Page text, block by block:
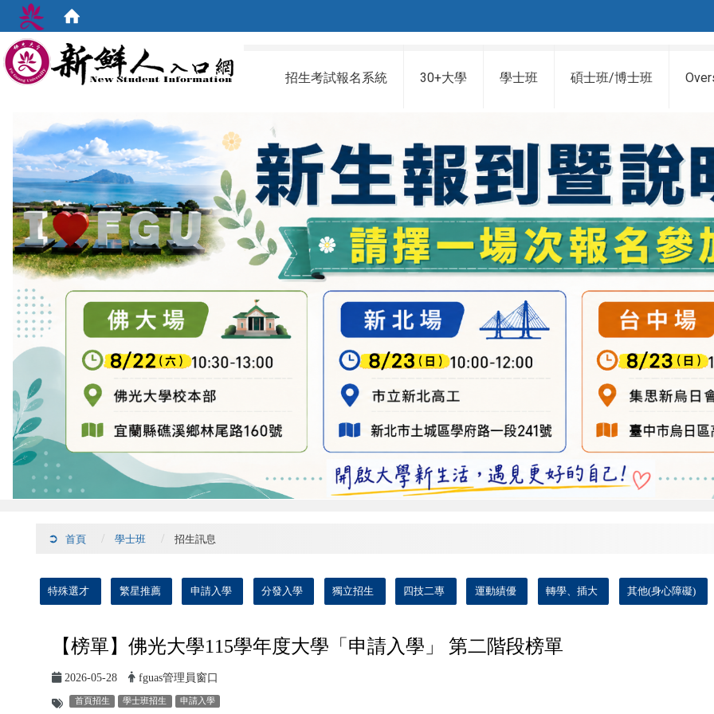
:::
招生考試報名系統
30+大學 學士班 碩士班/博士班
首頁 學士班 招生訊息
特殊選才 繁星推薦 申請入學 分發入學 獨立招生 四技二專 運動績優 轉學、插大 其他(身心障礙)
【榜單】佛光大學115學年度大學「申請入學」 第二階段榜單
2026-05-28 fguas管理員窗口
首頁招生 學士班招生 申請入學